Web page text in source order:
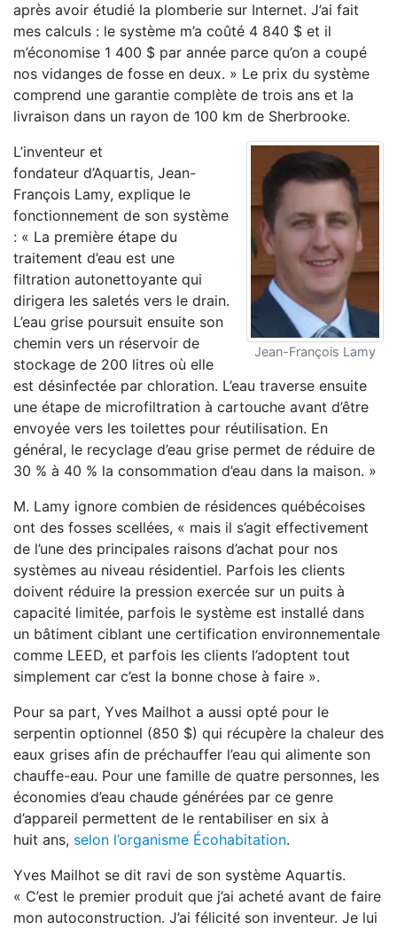
après avoir étudié la plomberie sur Internet. J’ai fait
mes calculs : le système m’a coûté 4 840 $ et il
m’économise 1 400 $ par année parce qu’on a coupé
nos vidanges de fosse en deux. » Le prix du système
comprend une garantie complète de trois ans et la
livraison dans un rayon de 100 km de Sherbrooke.
Jean-François Lamy
L’inventeur et
fondateur d’Aquartis, Jean-
François Lamy, explique le
fonctionnement de son système
: « La première étape du
traitement d’eau est une
filtration autonettoyante qui
dirigera les saletés vers le drain.
L’eau grise poursuit ensuite son
chemin vers un réservoir de
stockage de 200 litres où elle
est désinfectée par chloration. L’eau traverse ensuite
une étape de microfiltration à cartouche avant d’être
envoyée vers les toilettes pour réutilisation. En
général, le recyclage d’eau grise permet de réduire de
30 % à 40 % la consommation d’eau dans la maison. »
M. Lamy ignore combien de résidences québécoises
ont des fosses scellées, « mais il s’agit effectivement
de l’une des principales raisons d’achat pour nos
systèmes au niveau résidentiel. Parfois les clients
doivent réduire la pression exercée sur un puits à
capacité limitée, parfois le système est installé dans
un bâtiment ciblant une certification environnementale
comme LEED, et parfois les clients l’adoptent tout
simplement car c’est la bonne chose à faire ».
Pour sa part, Yves Mailhot a aussi opté pour le
serpentin optionnel (850 $) qui récupère la chaleur des
eaux grises afin de préchauffer l’eau qui alimente son
chauffe-eau. Pour une famille de quatre personnes, les
économies d’eau chaude générées par ce genre
d’appareil permettent de le rentabiliser en six à
huit ans, selon l’organisme Écohabitation.
Yves Mailhot se dit ravi de son système Aquartis.
« C’est le premier produit que j’ai acheté avant de faire
mon autoconstruction. J’ai félicité son inventeur. Je lui